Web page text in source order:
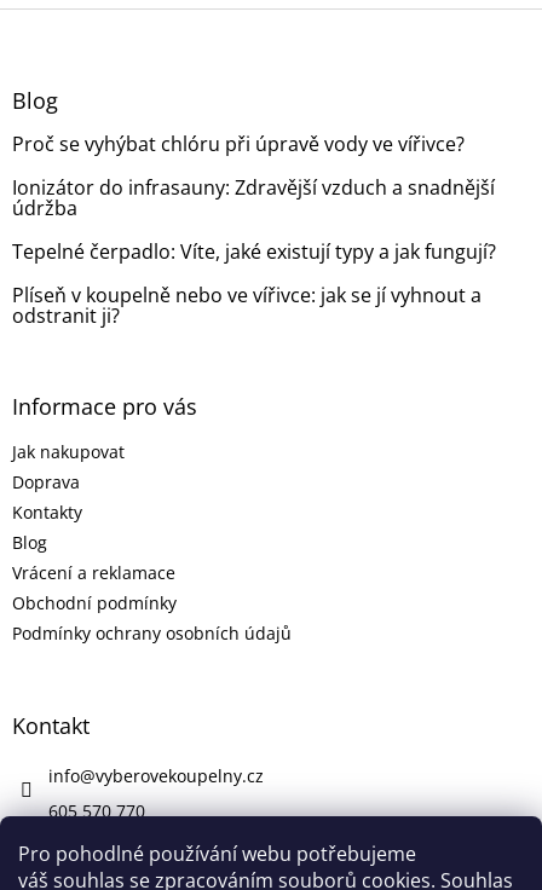
Pro pohodlné používání webu potřebujeme
váš souhlas se zpracováním souborů cookies. Souhlas
Z
Blog
Proč se vyhýbat chlóru při úpravě vody ve vířivce?
Ionizátor do infrasauny: Zdravější vzduch a snadnější
údržba
Tepelné čerpadlo: Víte, jaké existují typy a jak fungují?
Plíseň v koupelně nebo ve vířivce: jak se jí vyhnout a
odstranit ji?
Informace pro vás
Jak nakupovat
Doprava
Kontakty
Blog
Vrácení a reklamace
Obchodní podmínky
Podmínky ochrany osobních údajů
Kontakt
info@vyberovekoupelny.cz
605 570 770
https://www.facebook.com/vyberovekoupelny/